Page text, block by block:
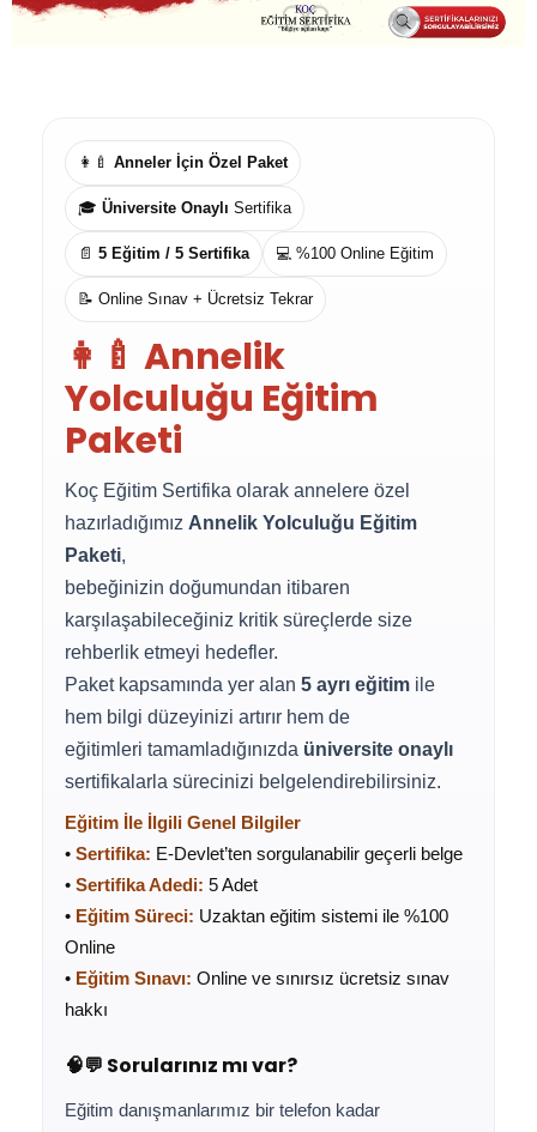
👩‍🍼 Anneler İçin Özel Paket
🎓 Üniversite Onaylı Sertifika
📄 5 Eğitim / 5 Sertifika 💻 %100 Online Eğitim
📝 Online Sınav + Ücretsiz Tekrar
👩‍🍼 Annelik
Yolculuğu Eğitim
Paketi
Koç Eğitim Sertifika olarak annelere özel
hazırladığımız Annelik Yolculuğu Eğitim
Paketi,
bebeğinizin doğumundan itibaren
karşılaşabileceğiniz kritik süreçlerde size
rehberlik etmeyi hedefler.
Paket kapsamında yer alan 5 ayrı eğitim ile
hem bilgi düzeyinizi artırır hem de
eğitimleri tamamladığınızda üniversite onaylı
sertifikalarla sürecinizi belgelendirebilirsiniz.
Eğitim İle İlgili Genel Bilgiler
• Sertifika: E-Devlet’ten sorgulanabilir geçerli belge
• Sertifika Adedi: 5 Adet
• Eğitim Süreci: Uzaktan eğitim sistemi ile %100
Online
• Eğitim Sınavı: Online ve sınırsız ücretsiz sınav
hakkı
🧠💬 Sorularınız mı var?
Eğitim danışmanlarımız bir telefon kadar